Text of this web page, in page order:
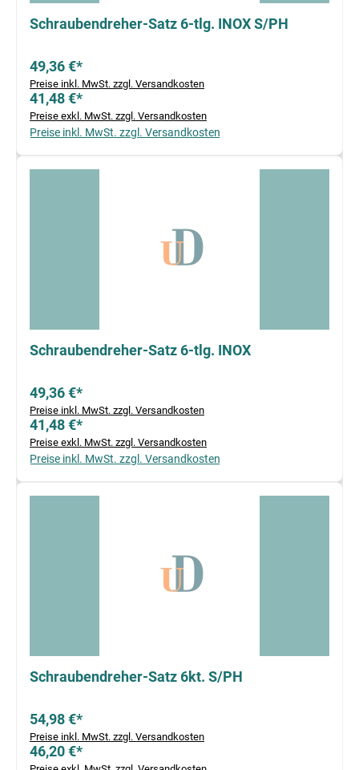
Schraubendreher-Satz 6-tlg. INOX S/PH
49,36 €*
Preise inkl. MwSt. zzgl. Versandkosten
41,48 €*
Preise exkl. MwSt. zzgl. Versandkosten
Preise inkl. MwSt. zzgl. Versandkosten
Schraubendreher-Satz 6-tlg. INOX
49,36 €*
Preise inkl. MwSt. zzgl. Versandkosten
41,48 €*
Preise exkl. MwSt. zzgl. Versandkosten
Preise inkl. MwSt. zzgl. Versandkosten
Schraubendreher-Satz 6kt. S/PH
54,98 €*
Preise inkl. MwSt. zzgl. Versandkosten
46,20 €*